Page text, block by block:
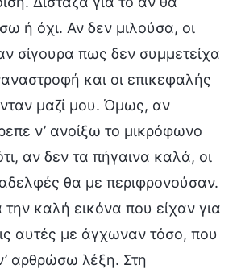
ή όχι. Αν δεν μιλούσα, οι
σίγουρα πως δεν συμμετείχα
και οι επικεφαλής
μαζί μου. Όμως, αν
ν’ ανοίξω το μικρόφωνο
αν δεν τα πήγαινα καλά, οι
θα με περιφρονούσαν.
καλή εικόνα που είχαν για
αυτές με άγχωναν τόσο, που
αρθρώσω λέξη. Στη